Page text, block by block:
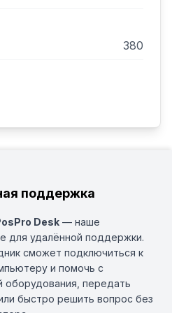
380
поддержка
Desk — наше
для удалённой поддержки.
сможет подключиться к
и помочь с
оборудования, передать
быстро решить вопрос без